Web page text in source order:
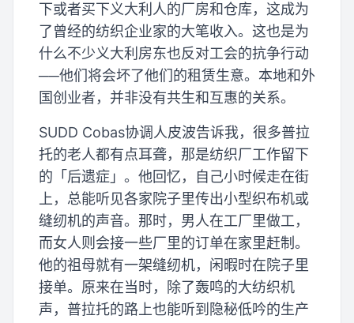
下或者买下义大利人的厂房和仓库，这成为
了曾经的纺织企业家的大笔收入。这也是为
什么不少义大利房东也反对工会的抗争行动
──他们将会坏了他们的租赁生意。本地和外
国创业者，并非没有共生和互惠的关系。
SUDD Cobas协调人皮波告诉我，很多普拉
托的老人都有点耳聋，那是纺织厂工作留下
的「后遗症」。他回忆，自己小时候走在街
上，总能听见各家院子里传出小型织布机或
缝纫机的声音。那时，男人在工厂里做工，
而女人则会接一些厂里的订单在家里赶制。
他的祖母就有一架缝纫机，闲暇时在院子里
接单。原来在当时，除了轰鸣的大纺织机
声，普拉托的路上也能听到隐秘低吟的生产